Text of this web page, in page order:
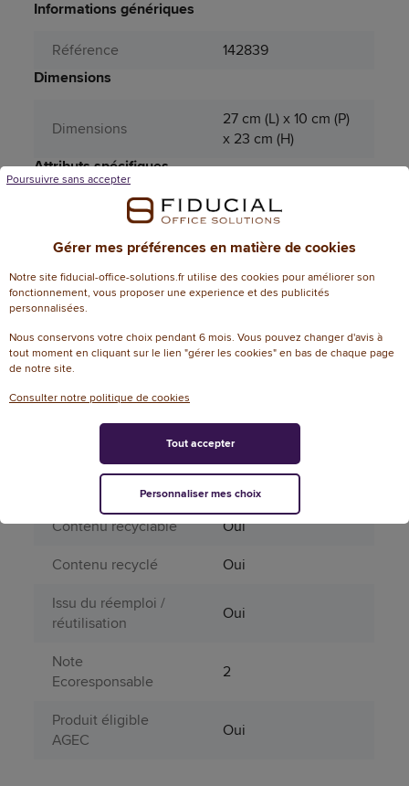
Informations génériques
Référence
142839
Dimensions
Dimensions
27 cm (L) x 10 cm (P)
x 23 cm (H)
Attributs spécifiques
Non
Couleur (sauvegarde
marron
Longueur du fil
Produit dangereux
Non
Informations environnementales
41
85
Contenu recyclable
Oui
Contenu recyclé
Oui
Issu du réemploi /
réutilisation
Oui
Note
Ecoresponsable
2
Produit éligible
AGEC
Oui
Gérer mes préférences en matière de cookies
Notre site fiducial-office-solutions.fr utilise des cookies pour améliorer son
fonctionnement, vous proposer une experience et des publicités
personnalisées.
Nous conservons votre choix pendant 6 mois. Vous pouvez changer d'avis à
tout moment en cliquant sur le lien "gérer les cookies" en bas de chaque page
de notre site.
Consulter notre politique de cookies
Poursuivre sans accepter
Personnaliser mes choix
Tout accepter